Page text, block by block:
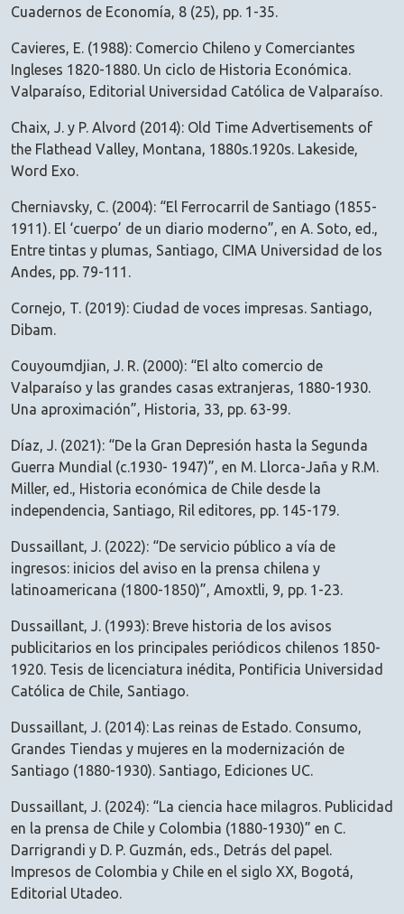
Cuadernos de Economía, 8 (25), pp. 1-35.
Cavieres, E. (1988): Comercio Chileno y Comerciantes
Ingleses 1820-1880. Un ciclo de Historia Económica.
Valparaíso, Editorial Universidad Católica de Valparaíso.
Chaix, J. y P. Alvord (2014): Old Time Advertisements of
the Flathead Valley, Montana, 1880s.1920s. Lakeside,
Word Exo.
Cherniavsky, C. (2004): “El Ferrocarril de Santiago (1855-
1911). El ‘cuerpo’ de un diario moderno”, en A. Soto, ed.,
Entre tintas y plumas, Santiago, CIMA Universidad de los
Andes, pp. 79-111.
Cornejo, T. (2019): Ciudad de voces impresas. Santiago,
Dibam.
Couyoumdjian, J. R. (2000): “El alto comercio de
Valparaíso y las grandes casas extranjeras, 1880-1930.
Una aproximación”, Historia, 33, pp. 63-99.
Díaz, J. (2021): “De la Gran Depresión hasta la Segunda
Guerra Mundial (c.1930- 1947)”, en M. Llorca-Jaña y R.M.
Miller, ed., Historia económica de Chile desde la
independencia, Santiago, Ril editores, pp. 145-179.
Dussaillant, J. (2022): “De servicio público a vía de
ingresos: inicios del aviso en la prensa chilena y
latinoamericana (1800-1850)”, Amoxtli, 9, pp. 1-23.
Dussaillant, J. (1993): Breve historia de los avisos
publicitarios en los principales periódicos chilenos 1850-
1920. Tesis de licenciatura inédita, Pontificia Universidad
Católica de Chile, Santiago.
Dussaillant, J. (2014): Las reinas de Estado. Consumo,
Grandes Tiendas y mujeres en la modernización de
Santiago (1880-1930). Santiago, Ediciones UC.
Dussaillant, J. (2024): “La ciencia hace milagros. Publicidad
en la prensa de Chile y Colombia (1880-1930)” en C.
Darrigrandi y D. P. Guzmán, eds., Detrás del papel.
Impresos de Colombia y Chile en el siglo XX, Bogotá,
Editorial Utadeo.